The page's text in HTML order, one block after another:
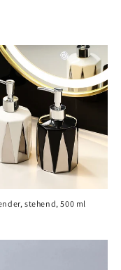
stehend, 500 ml